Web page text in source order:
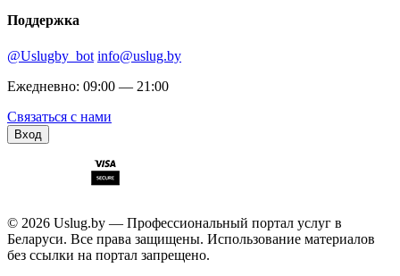
Поддержка
@Uslugby_bot info@uslug.by
Ежедневно: 09:00 — 21:00
Связаться с нами
Вход
© 2026 Uslug.by — Профессиональный портал услуг в
Беларуси. Все права защищены. Использование материалов
без ссылки на портал запрещено.